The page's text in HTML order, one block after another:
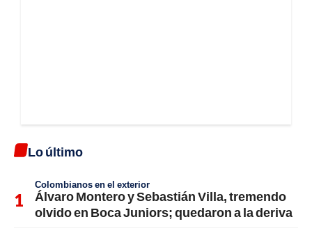
Lo último
Colombianos en el exterior
Álvaro Montero y Sebastián Villa, tremendo
olvido en Boca Juniors; quedaron a la deriva